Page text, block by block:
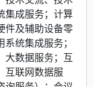
集成服务；计算
件及辅助设备零
统集成服务；
大数据服务；互
互联网数据服